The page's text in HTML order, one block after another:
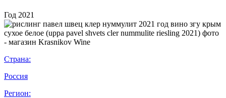
Год 2021
Страна:
Россия
Регион: